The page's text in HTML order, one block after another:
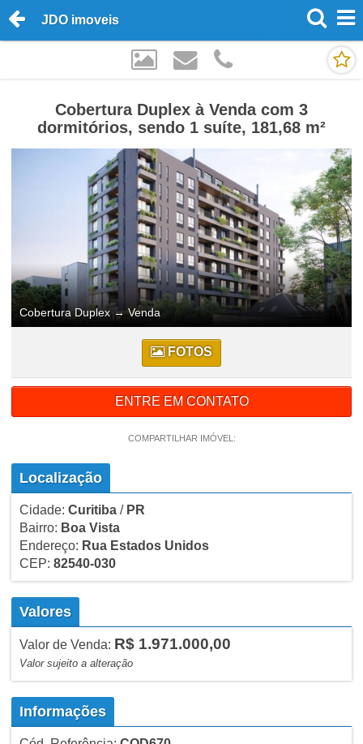
JDO imoveis
Cobertura Duplex à Venda com 3
dormitórios, sendo 1 suíte, 181,68 m²
Cobertura Duplex→Venda
FOTOS
ENTRE EM CONTATO
COMPARTILHAR IMÓVEL:
Localização
Cidade: Curitiba/ PR
Bairro: Boa Vista
Endereço: Rua Estados Unidos
CEP: 82540-030
Valores
Valor de Venda: R$ 1.971.000,00
Valor sujeito a alteração
Informações